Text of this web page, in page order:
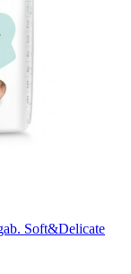
Soft&Delicate